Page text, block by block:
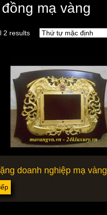
mạ vàng
2 results
doanh nghiệp mạ vàng